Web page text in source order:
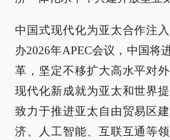
中国式现代化为亚太合作注
办2026年APEC会议，中国将
革，坚定不移扩大高水平对
现代化新成就为亚太和世界
致力于推进亚太自由贸易区
济、人工智能、互联互通等